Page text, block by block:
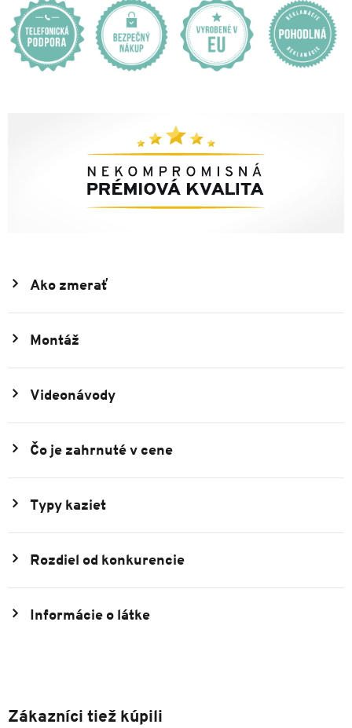
Ako zmerať
Montáž
Videonávody
Čo je zahrnuté v cene
Typy kaziet
Rozdiel od konkurencie
Informácie o látke
Zákazníci tiež kúpili